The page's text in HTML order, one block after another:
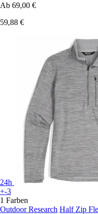
Ab 69,00 €
59,88 €
24h
+-3
1 Farben
Outdoor Research Half Zip